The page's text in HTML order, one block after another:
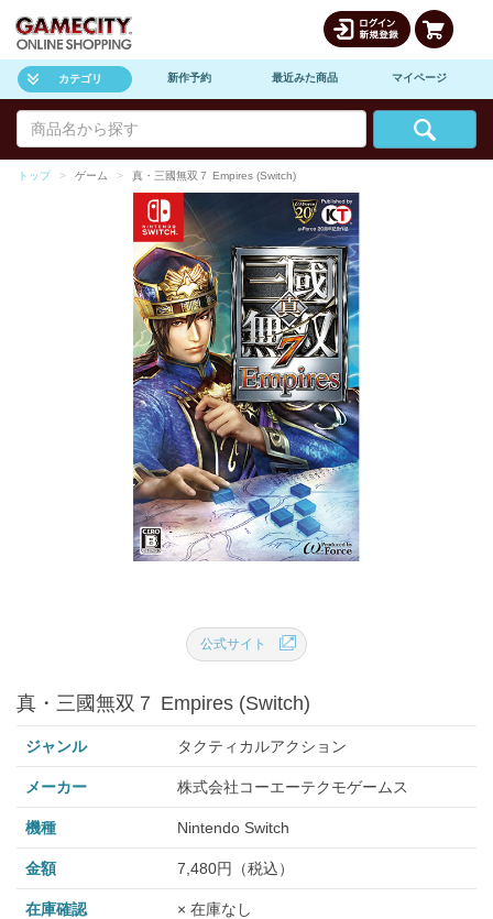
カテゴリ 新作予約 最近みた商品 マイページ
トップ ゲーム 真・三國無双７ Empires (Switch)
公式サイト
真・三國無双７ Empires (Switch)
ジャンル タクティカルアクション
メーカー 株式会社コーエーテクモゲームス
機種 Nintendo Switch
金額 7,480円（税込）
在庫確認 × 在庫なし